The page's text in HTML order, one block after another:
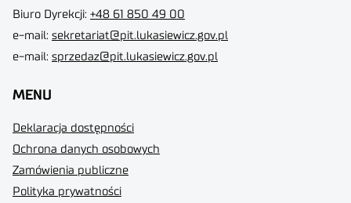
Biuro Dyrekcji: +48 61 850 49 00
e-mail: sekretariat@pit.lukasiewicz.gov.pl
e-mail: sprzedaz@pit.lukasiewicz.gov.pl
MENU
Deklaracja dostępności
Ochrona danych osobowych
Zamówienia publiczne
Polityka prywatności